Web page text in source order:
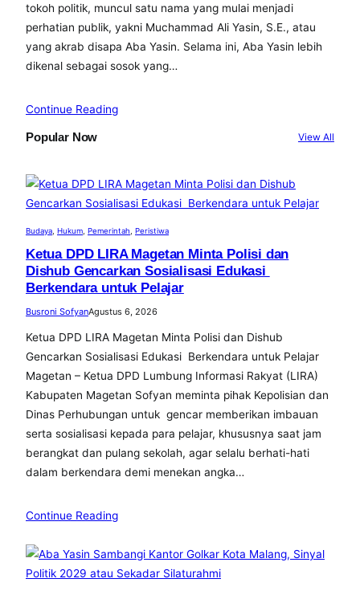
tokoh politik, muncul satu nama yang mulai menjadi
perhatian publik, yakni Muchammad Ali Yasin, S.E., atau
yang akrab disapa Aba Yasin. Selama ini, Aba Yasin lebih
dikenal sebagai sosok yang…
Continue Reading
Popular Now View All
Budaya Hukum Pemerintah Peristiwa
Ketua DPD LIRA Magetan Minta Polisi dan
Dishub Gencarkan Sosialisasi Edukasi
Berkendara untuk Pelajar
Busroni SofyanAgustus 6, 2026
Ketua DPD LIRA Magetan Minta Polisi dan Dishub
Gencarkan Sosialisasi Edukasi Berkendara untuk Pelajar
Magetan – Ketua DPD Lumbung Informasi Rakyat (LIRA)
Kabupaten Magetan Sofyan meminta pihak Kepolisian dan
Dinas Perhubungan untuk gencar memberikan imbauan
serta sosialisasi kepada para pelajar, khususnya saat jam
berangkat dan pulang sekolah, agar selalu berhati-hati
dalam berkendara demi menekan angka…
Continue Reading